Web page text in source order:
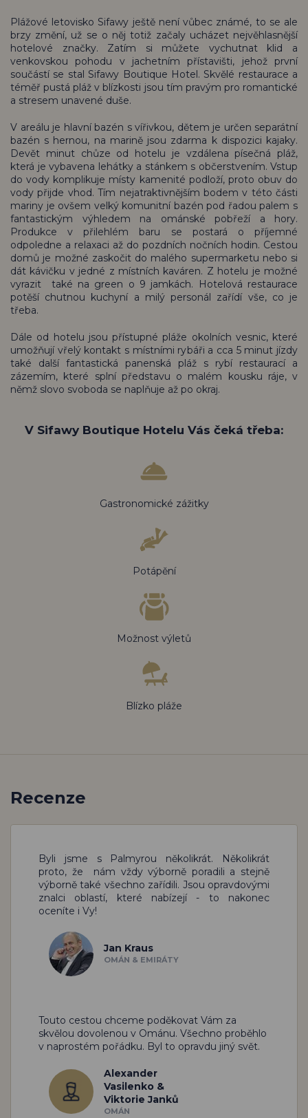
Plážové letovisko Sifawy ještě není vůbec známé, to se ale
brzy změní, už se o něj totiž začaly ucházet nejvěhlasnější
hotelové značky. Zatím si můžete vychutnat klid a
venkovskou pohodu v jachetním přístavišti, jehož první
součástí se stal Sifawy Boutique Hotel. Skvělé restaurace a
téměř pustá pláž v blízkosti jsou tím pravým pro romantické
a stresem unavené duše.
V areálu je hlavní bazén s vířivkou, dětem je určen separátní
bazén s hernou, na marině jsou zdarma k dispozici kajaky.
Devět minut chůze od hotelu je vzdálena písečná pláž,
která je vybavena lehátky a stánkem s občerstvením. Vstup
do vody komplikuje místy kamenité podloží, proto obuv do
vody přijde vhod. Tím nejatraktivnějším bodem v této části
mariny je ovšem velký komunitní bazén pod řadou palem s
fantastickým výhledem na ománské pobřeží a hory.
Produkce v přilehlém baru se postará o příjemné
odpoledne a relaxaci až do pozdních nočních hodin. Cestou
domů je možné zaskočit do malého supermarketu nebo si
dát kávičku v jedné z místních kaváren. Z hotelu je možné
vyrazit také na green o 9 jamkách. Hotelová restaurace
potěší chutnou kuchyní a milý personál zařídí vše, co je
třeba.
Dále od hotelu jsou přístupné pláže okolních vesnic, které
umožňují vřelý kontakt s místními rybáři a cca 5 minut jízdy
také další fantastická panenská pláž s rybí restaurací a
zázemím, které splní představu o malém kousku ráje, v
němž slovo svoboda se naplňuje až po okraj.
V Sifawy Boutique Hotelu Vás čeká třeba:
Gastronomické zážitky
Potápění
Možnost výletů
Blízko pláže
Recenze
Byli jsme s Palmyrou několikrát. Několikrát
proto, že nám vždy výborně poradili a stejně
výborně také všechno zařídili. Jsou opravdovými
znalci oblastí, které nabízejí - to nakonec
oceníte i Vy!
Jan Kraus
OMÁN & EMIRÁTY
Touto cestou chceme poděkovat Vám za
skvělou dovolenou v Ománu. Všechno proběhlo
v naprostém pořádku. Byl to opravdu jiný svět.
Alexander
Vasilenko &
Viktorie Janků
OMÁN